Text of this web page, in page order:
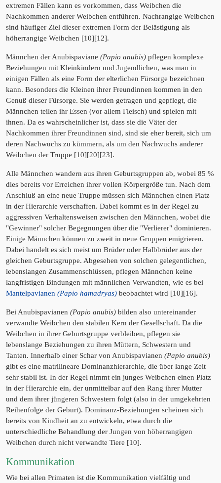
extremen Fällen kann es vorkommen, dass Weibchen die
Nachkommen anderer Weibchen entführen. Nachrangige Weibchen
sind häufiger Ziel dieser extremen Form der Belästigung als
höherrangige Weibchen [10][12].
Männchen der Anubispaviane (Papio anubis) pflegen komplexe
Beziehungen mit Kleinkindern und Jugendlichen, was man in
einigen Fällen als eine Form der elterlichen Fürsorge bezeichnen
kann. Besonders die Kleinen ihrer Freundinnen kommen in den
Genuß dieser Fürsorge. Sie werden getragen und gepflegt, die
Männchen teilen ihr Essen (vor allem Fleisch) und spielen mit
ihnen. Da es wahrscheinlicher ist, dass sie die Väter der
Nachkommen ihrer Freundinnen sind, sind sie eher bereit, sich um
deren Nachwuchs zu kümmern, als um den Nachwuchs anderer
Weibchen der Truppe [10][20][23].
Alle Männchen wandern aus ihren Geburtsgruppen ab, wobei 85 %
dies bereits vor Erreichen ihrer vollen Körpergröße tun. Nach dem
Anschluß an eine neue Truppe müssen sich Männchen einen Platz
in der Hierarchie verschaffen. Dabei kommt es in der Regel zu
aggressiven Verhaltensweisen zwischen den Männchen, wobei die
"Gewinner" solcher Begegnungen über die "Verlierer" dominieren.
Einige Männchen können zu zweit in neue Gruppen emigrieren.
Dabei handelt es sich meist um Brüder oder Halbbrüder aus der
gleichen Geburtsgruppe. Abgesehen von solchen gelegentlichen,
lebenslangen Zusammenschlüssen, pflegen Männchen keine
langfristigen Bindungen mit männlichen Verwandten, wie es bei
Mantelpavianen (Papio hamadryas) beobachtet wird [10][16].
Bei Anubispavianen (Papio anubis) bilden also untereinander
verwandte Weibchen den stabilen Kern der Gesellschaft. Da die
Weibchen in ihrer Geburtsgruppe verbleiben, pflegen sie
lebenslange Beziehungen zu ihren Müttern, Schwestern und
Tanten. Innerhalb einer Schar von Anubispavianen (Papio anubis)
gibt es eine matrilineare Dominanzhierarchie, die über lange Zeit
sehr stabil ist. In der Regel nimmt ein junges Weibchen einen Platz
in der Hierarchie ein, der unmittelbar auf den Rang ihrer Mutter
und dem ihrer jüngeren Schwestern folgt (also in der umgekehrten
Reihenfolge der Geburt). Dominanz-Beziehungen scheinen sich
bereits von Kindheit an zu entwickeln, etwa durch die
unterschiedliche Behandlung der Jungen von höherrangigen
Weibchen durch nicht verwandte Tiere [10].
Kommunikation
Wie bei allen Primaten ist die Kommunikation vielfältig und